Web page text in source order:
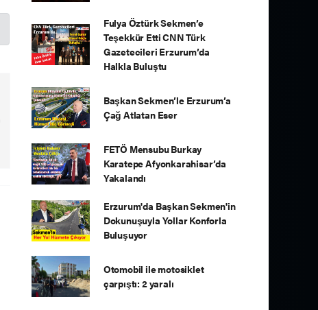
Fulya Öztürk Sekmen’e
Teşekkür Etti CNN Türk
Gazetecileri Erzurum’da
Halkla Buluştu
Başkan Sekmen’le Erzurum’a
Çağ Atlatan Eser
FETÖ Mensubu Burkay
Karatepe Afyonkarahisar’da
Yakalandı
Erzurum'da Başkan Sekmen'in
Dokunuşuyla Yollar Konforla
Buluşuyor
Otomobil ile motosiklet
çarpıştı: 2 yaralı